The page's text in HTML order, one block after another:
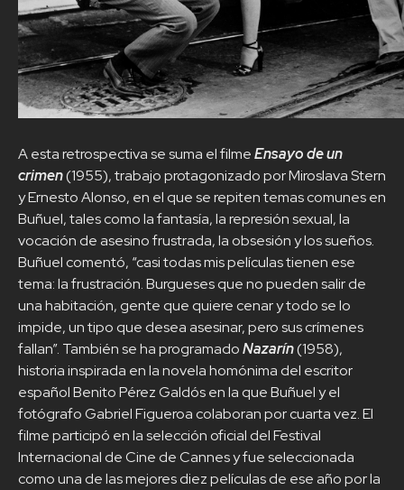
A esta retrospectiva se suma el filmeEnsayo de un
crimen(1955), trabajo protagonizado por Miroslava Stern
y Ernesto Alonso, en el que se repiten temas comunes en
Buñuel, tales como la fantasía, la represión sexual, la
vocación de asesino frustrada, la obsesión y los sueños.
Buñuel comentó, “casi todas mis películas tienen ese
tema: la frustración. Burgueses que no pueden salir de
una habitación, gente que quiere cenar y todo se lo
impide, un tipo que desea asesinar, pero sus crímenes
fallan”. También se ha programadoNazarín(1958),
historia inspirada en la novela homónima del escritor
español Benito Pérez Galdós en la que Buñuel y el
fotógrafo Gabriel Figueroa colaboran por cuarta vez. El
filme participó en la selección oficial del Festival
Internacional de Cine de Cannes y fue seleccionada
como una de las mejores diez películas de ese año por la